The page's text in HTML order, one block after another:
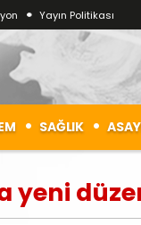
Yayın Politikası
SAĞLIK
yeni